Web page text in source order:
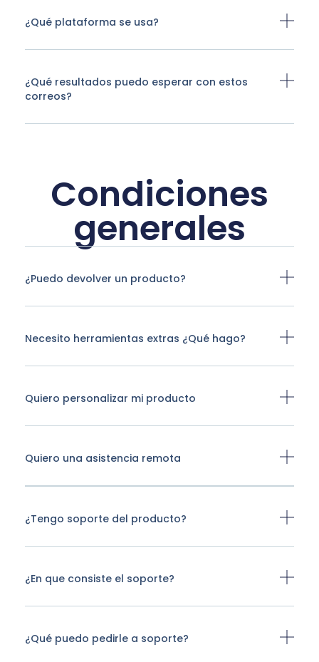
¿Qué plataforma se usa?
¿Qué resultados puedo esperar con estos
correos?
Condiciones
generales
¿Puedo devolver un producto?
Necesito herramientas extras ¿Qué hago?
Quiero personalizar mi producto
Quiero una asistencia remota
¿Tengo soporte del producto?
¿En que consiste el soporte?
¿Qué puedo pedirle a soporte?